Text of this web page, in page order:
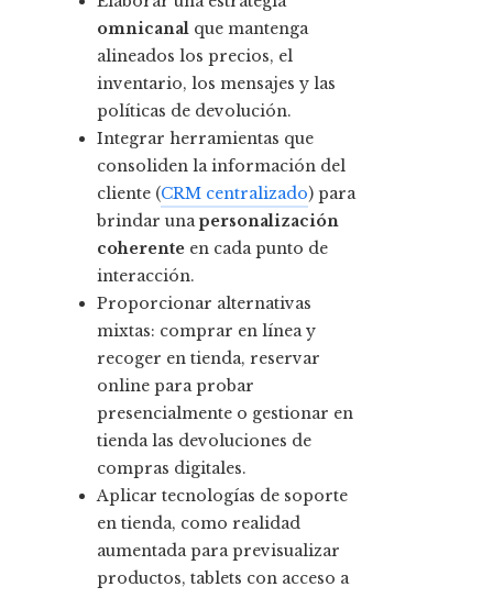
omnicanal que mantenga
alineados los precios, el
inventario, los mensajes y las
políticas de devolución.
Integrar herramientas que
consoliden la información del
cliente (CRM centralizado) para
brindar unapersonalización
coherente en cada punto de
interacción.
Proporcionar alternativas
mixtas: comprar en línea y
recoger en tienda, reservar
online para probar
presencialmente o gestionar en
tienda las devoluciones de
compras digitales.
Aplicar tecnologías de soporte
en tienda, como realidad
aumentada para previsualizar
productos, tablets con acceso a